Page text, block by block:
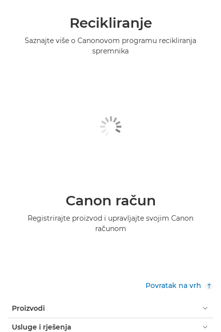
Recikliranje
Saznajte više o Canonovom programu recikliranja
spremnika
Canon račun
Registrirajte proizvod i upravljajte svojim Canon
računom
Povratak na vrh
Proizvodi
Usluge i rješenja